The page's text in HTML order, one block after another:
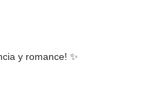
y romance! ✨